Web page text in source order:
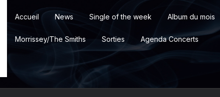
Accueil News Single of the week Album du mois
Morrissey/The Smiths Sorties Agenda Concerts